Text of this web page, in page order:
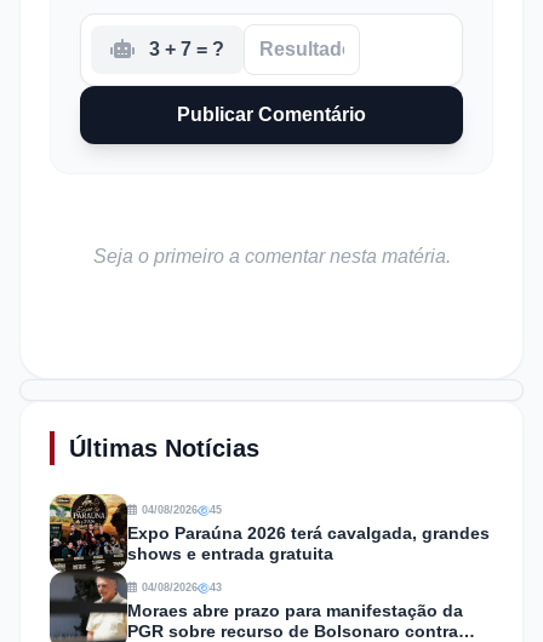
3 + 7 = ?
Publicar Comentário
Seja o primeiro a comentar nesta matéria.
Últimas Notícias
04/08/2026 45
Expo Paraúna 2026 terá cavalgada, grandes
shows e entrada gratuita
04/08/2026 43
Moraes abre prazo para manifestação da
PGR sobre recurso de Bolsonaro contra